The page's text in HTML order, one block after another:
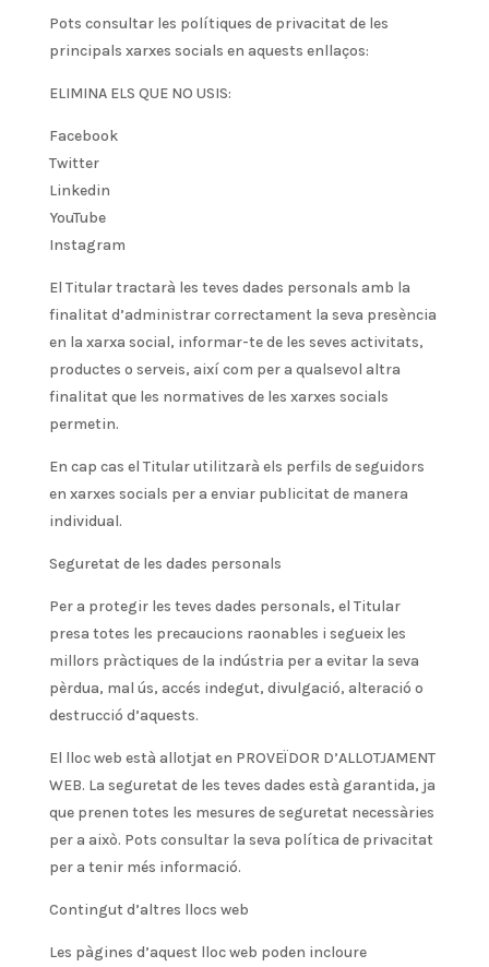
Pots consultar les polítiques de privacitat de les
principals xarxes socials en aquests enllaços:
ELIMINA ELS QUE NO USIS:
Facebook
Twitter
Linkedin
YouTube
Instagram
El Titular tractarà les teves dades personals amb la
finalitat d’administrar correctament la seva presència
en la xarxa social, informar-te de les seves activitats,
productes o serveis, així com per a qualsevol altra
finalitat que les normatives de les xarxes socials
permetin.
En cap cas el Titular utilitzarà els perfils de seguidors
en xarxes socials per a enviar publicitat de manera
individual.
Seguretat de les dades personals
Per a protegir les teves dades personals, el Titular
presa totes les precaucions raonables i segueix les
millors pràctiques de la indústria per a evitar la seva
pèrdua, mal ús, accés indegut, divulgació, alteració o
destrucció d’aquests.
El lloc web està allotjat en PROVEÏDOR D’ALLOTJAMENT
WEB. La seguretat de les teves dades està garantida, ja
que prenen totes les mesures de seguretat necessàries
per a això. Pots consultar la seva política de privacitat
per a tenir més informació.
Contingut d’altres llocs web
Les pàgines d’aquest lloc web poden incloure